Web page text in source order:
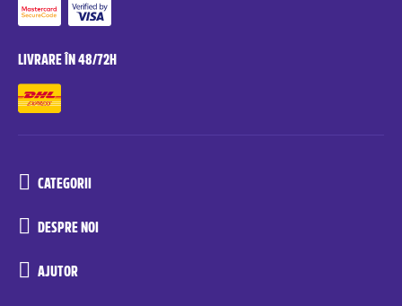
LIVRARE ÎN 48/72H
CATEGORII
DESPRE NOI
AJUTOR